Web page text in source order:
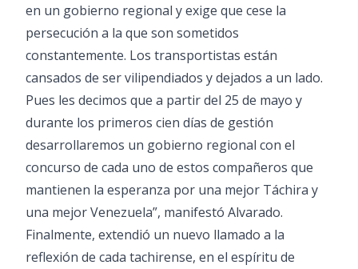
en un gobierno regional y exige que cese la
persecución a la que son sometidos
constantemente. Los transportistas están
cansados de ser vilipendiados y dejados a un lado.
Pues les decimos que a partir del 25 de mayo y
durante los primeros cien días de gestión
desarrollaremos un gobierno regional con el
concurso de cada uno de estos compañeros que
mantienen la esperanza por una mejor Táchira y
una mejor Venezuela”, manifestó Alvarado.
Finalmente, extendió un nuevo llamado a la
reflexión de cada tachirense, en el espíritu de